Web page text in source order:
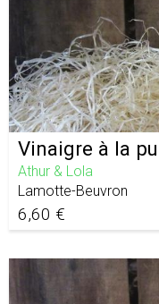
Vinaigre à la
Athur & Lola
Lamotte-Beuvron
6,60 €